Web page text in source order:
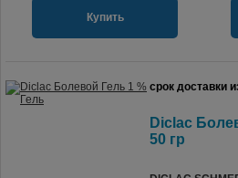
Купить
срок доставки
Diclac
50 гр